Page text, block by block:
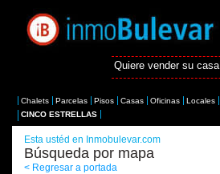
Quiere vender su casa
Chalets Parcelas Pisos Casas Oficinas Locales
CINCO ESTRELLAS
Esta ustéd en Inmobulevar.com
Búsqueda por mapa
< Regresar a portada